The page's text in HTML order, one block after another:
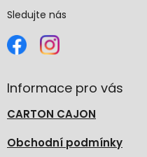
Sledujte nás
Informace pro vás
CARTON CAJON
Obchodní podmínky